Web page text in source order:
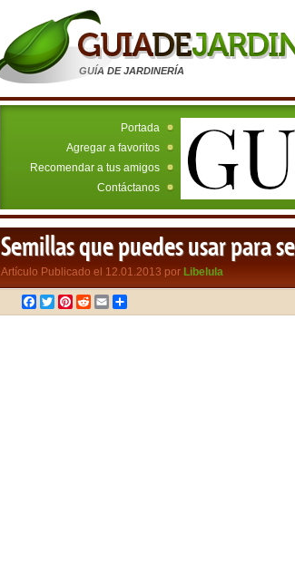
GUÍA DE JARDINERÍA
Portada
Agregar a favoritos
Recomendar a tus amigos
Contáctanos
Semillas que puedes usar para
Artículo Publicado el 12.01.2013 por Libelula
Facebook
TwitterPinterest
RedditEmail